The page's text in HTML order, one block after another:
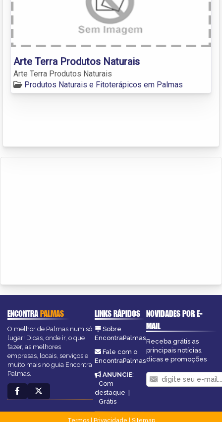
Arte Terra Produtos Naturais
Arte Terra Produtos Naturais
Produtos Naturais e Fitoterápicos em Palmas
ENCONTRAPALMAS
O melhor de Palmas num só
lugar! Dicas, onde ir, o que
fazer, as melhores
empresas, locais, serviços e
muito mais no guia Encontra
Palmas.
LINKS RÁPIDOS
Sobre
EncontraPalmas
Fale com o
EncontraPalmas
ANUNCIE:
Com
destaque |
Grátis
NOVIDADES POR E-
MAIL
Receba grátis as
principais notícias,
dicas e promoções
Termos| Privacidade
Sitemap